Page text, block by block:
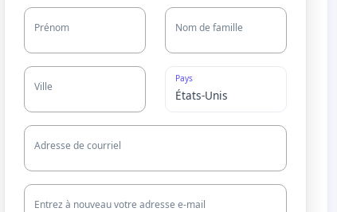
Prénom Nom de famille
Ville
Pays
Adresse de courriel
Entrez à nouveau votre adresse e-mail